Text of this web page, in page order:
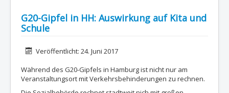
G20-Gipfel in HH: Auswirkung auf Kita und
Schule
DetailsVeröffentlicht: 24. Juni 2017
Während des G20-Gipfels in Hamburg ist nicht nur am
Veranstaltungsort mit Verkehrsbehinderungen zu rechnen.